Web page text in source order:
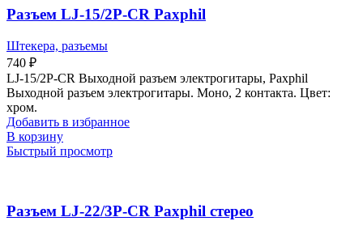
Разъем LJ-15/2P-CR Paxphil
Штекера, разъемы
740 ₽
LJ-15/2P-CR Выходной разъем электрогитары, Paxphil
Выходной разъем электрогитары. Моно, 2 контакта. Цвет:
хром.
Добавить в избранное
В корзину
Быстрый просмотр
Разъем LJ-22/3P-CR Paxphil стерео